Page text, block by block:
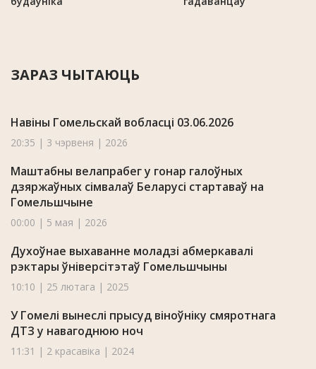
ЗАРАЗ ЧЫТАЮЦЬ
Навіны Гомельскай вобласці 03.06.2026
20:35 | 3 чэрвеня | 2026
Маштабны велапрабег у гонар галоўных
дзяржаўных сімвалаў Беларусі стартаваў на
Гомельшчыне
00:00 | 5 мая | 2026
Духоўнае выхаванне моладзі абмеркавалі
рэктары ўніверсітэтаў Гомельшчыны
10:10 | 25 лютага | 2025
У Гомелі вынеслі прысуд віноўніку смяротнага
ДТЗ у навагоднюю ноч
11:31 | 2 красавіка | 2024